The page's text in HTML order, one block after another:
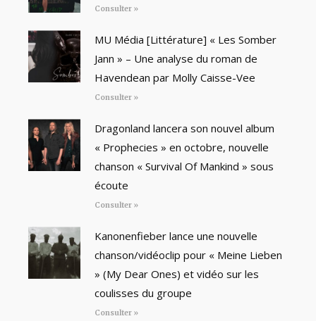
Consulter »
MU Média [Littérature] « Les Somber
Jann » – Une analyse du roman de
Havendean par Molly Caisse-Vee
Consulter »
Dragonland lancera son nouvel album
« Prophecies » en octobre, nouvelle
chanson « Survival Of Mankind » sous
écoute
Consulter »
Kanonenfieber lance une nouvelle
chanson/vidéoclip pour « Meine Lieben
» (My Dear Ones) et vidéo sur les
coulisses du groupe
Consulter »